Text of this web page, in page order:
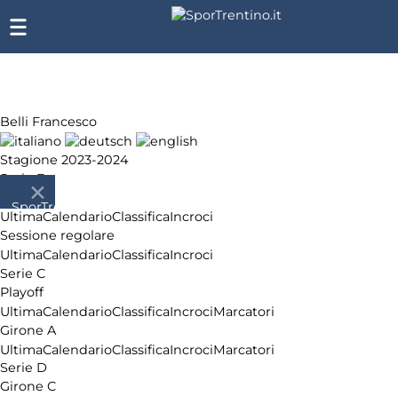
Belli Francesco
Stagione 2023-2024
Serie B
Playoff
UltimaCalendarioClassificaIncroci
Sessione regolare
UltimaCalendarioClassificaIncroci
Serie C
Playoff
UltimaCalendarioClassificaIncrociMarcatori
Girone A
UltimaCalendarioClassificaIncrociMarcatori
Serie D
Girone C
SporTrentino.it
Chi
siamo
Affiliazione
Pubblicità